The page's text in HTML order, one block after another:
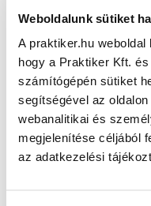
Weboldalunk sütiket
A praktiker.hu
hogy a Praktiker Kft.
számítógépén sütiket
segítségével az
webanalitikai és
megjelenítése céljából
az adatkezelési